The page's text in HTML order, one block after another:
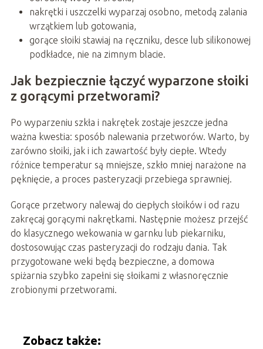
nakrętki i uszczelki wyparzaj osobno, metodą zalania
wrzątkiem lub gotowania,
gorące słoiki stawiaj na ręczniku, desce lub silikonowej
podkładce, nie na zimnym blacie.
Jak bezpiecznie łączyć wyparzone słoiki
z gorącymi przetworami?
Po wyparzeniu szkła i nakrętek zostaje jeszcze jedna
ważna kwestia: sposób nalewania przetworów. Warto, by
zarówno słoiki, jak i ich zawartość były ciepłe. Wtedy
różnice temperatur są mniejsze, szkło mniej narażone na
pęknięcie, a proces pasteryzacji przebiega sprawniej.
Gorące przetwory nalewaj do ciepłych słoików i od razu
zakręcaj gorącymi nakrętkami. Następnie możesz przejść
do klasycznego wekowania w garnku lub piekarniku,
dostosowując czas pasteryzacji do rodzaju dania. Tak
przygotowane weki będą bezpieczne, a domowa
spiżarnia szybko zapełni się słoikami z własnoręcznie
zrobionymi przetworami.
Zobacz także: